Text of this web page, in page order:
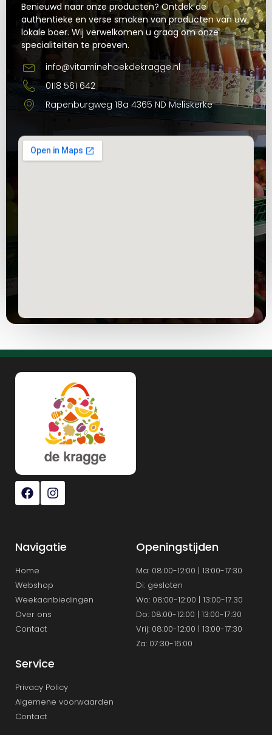
Benieuwd naar onze producten? Ontdek de
authentieke en verse smaken van producten van uw
lokale boer. Wij verwelkomen u graag om onze
specialiteiten te proeven.
info@vitaminehoekdekragge.nl
0118 561 642
Rapenburgweg 18a 4365 ND Meliskerke
Navigatie
Home
Webshop
Weekaanbiedingen
Over ons
Contact
Openingstijden
Ma: 08:00-12:00 | 13:00-17:30
Di: gesloten
Wo: 08:00-12:00 | 13:00-17.30
Do: 08:00-12:00 | 13:00-17:30
Vrij: 08:00-12:00 | 13:00-17:30
Za: 07:30-16:00
Service
Privacy Policy
Algemene voorwaarden
Contact